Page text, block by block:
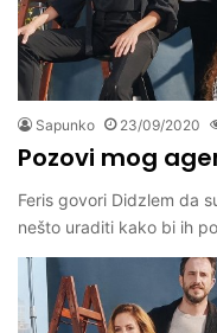
Sapunko 23/09/2020
Pozovi mog
Feris govori Didzlem da
nešto uraditi kako bi ih